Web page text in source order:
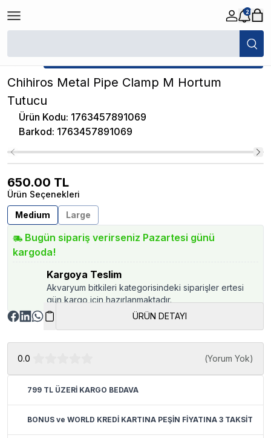
2
/ Chihiros Metal Pipe Clamp M
★ Atakan Petshop, Chihiros yetkili satıcısıdır.
Chihiros Metal Pipe Clamp M Hortum
Tutucu
Ürün Kodu: 1763457891069
Barkod: 1763457891069
650.00 TL
Ürün Seçenekleri
Medium
Large
Bugün sipariş verirseniz Pazartesi günü
kargoda!
Kargoya Teslim
Akvaryum bitkileri kategorisindeki siparişler ertesi
gün kargo için hazırlanmaktadır.
ÜRÜN DETAYI
0.0 (Yorum Yok)
799 TL ÜZERİ KARGO BEDAVA
BONUS ve WORLD KREDİ KARTINA PEŞİN FİYATINA 3 TAKSİT